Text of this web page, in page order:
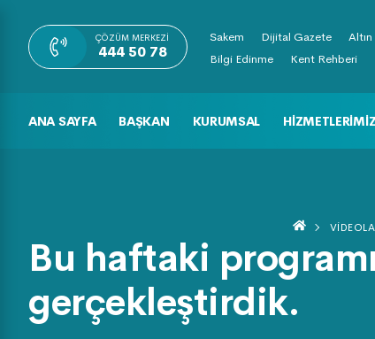
ÇÖZÜM MERKEZI
444 50 78
Sakem Dijital Gazete
Bilgi Edinme
Kent Rehberi
ANA SAYFA BAŞKAN KURUMSAL HIZMETLERIMIZ
Bu haftaki
gerçekleştirdik.